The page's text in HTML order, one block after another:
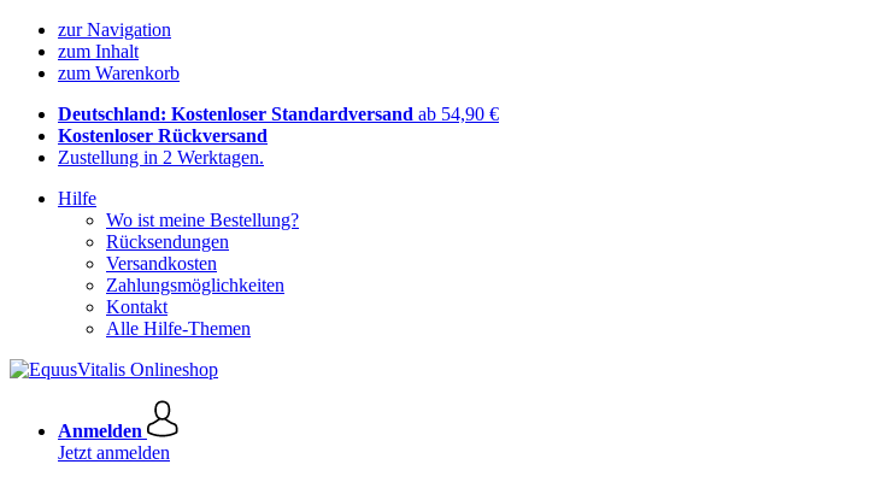
zur Navigation
zum Inhalt
zum Warenkorb
Deutschland: Kostenloser Standardversand ab 54,90 €
Kostenloser Rückversand
Zustellung in 2 Werktagen.
Hilfe
Wo ist meine Bestellung?
Rücksendungen
Versandkosten
Zahlungsmöglichkeiten
Kontakt
Alle Hilfe-Themen
Anmelden
Jetzt anmelden